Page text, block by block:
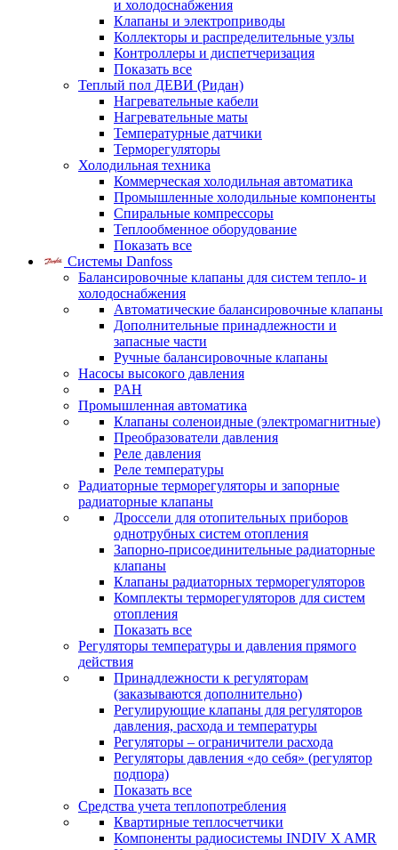
и холодоснабжения
Клапаны и электроприводы
Коллекторы и распределительные узлы
Контроллеры и диспетчеризация
Показать все
Теплый пол ДЕВИ (Ридан)
Нагревательные кабели
Нагревательные маты
Температурные датчики
Терморегуляторы
Холодильная техника
Коммерческая холодильная автоматика
Промышленные холодильные компоненты
Спиральные компрессоры
Теплообменное оборудование
Показать все
Системы Danfoss
Балансировочные клапаны для систем тепло- и
холодоснабжения
Автоматические балансировочные клапаны
Дополнительные принадлежности и
запасные части
Ручные балансировочные клапаны
Насосы высокого давления
PAH
Промышленная автоматика
Клапаны соленоидные (электромагнитные)
Преобразователи давления
Реле давления
Реле температуры
Радиаторные терморегуляторы и запорные
радиаторные клапаны
Дроссели для отопительных приборов
однотрубных систем отопления
Запорно-присоединительные радиаторные
клапаны
Клапаны радиаторных терморегуляторов
Комплекты терморегуляторов для систем
отопления
Показать все
Регуляторы температуры и давления прямого
действия
Принадлежности к регуляторам
(заказываются дополнительно)
Регулирующие клапаны для регуляторов
давления, расхода и температуры
Регуляторы – ограничители расхода
Регуляторы давления «до себя» (регулятор
подпора)
Показать все
Средства учета теплопотребления
Квартирные теплосчетчики
Компоненты радиосистемы INDIV X AMR